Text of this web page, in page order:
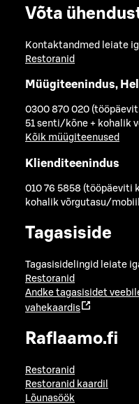
Võta
Kontaktandmed leiate
Restoranid
Müügiteenindus,
0300 870 020
51 senti/kõne + kohalik
Kõik müügiteenused
Klienditeenindus
010 76 5858 (tööpäeviti
kohalik võrgutasu/
Tagasiside
Tagasisidelingid leiate
Restoranid
Andke tagasisidet
vahekaardis
Raflaamo.fi
Restoranid
Restoranid kaardil
Lõunasöök